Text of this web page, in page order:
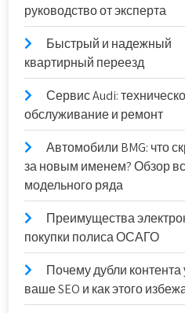
руководство от эксперта
Быстрый и надежный
квартирный переезд
Сервис Audi:
обслуживание и ремонт
Автомобили BMG: что
за новым именем? Обзор
модельного ряда
Преимущества
покупки полиса ОСАГО
Почему дубли
ваше SEO и как этого